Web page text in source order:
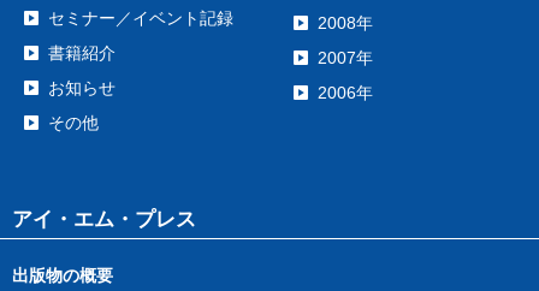
セミナー／イベント記録
書籍紹介
お知らせ
その他
2008年
2007年
2006年
アイ・エム・プレス
出版物の概要